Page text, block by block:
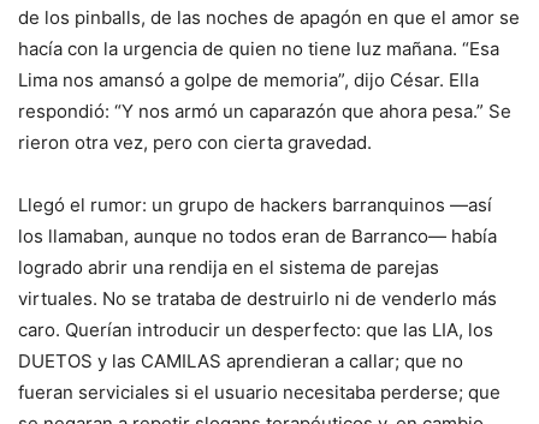
de los pinballs, de las noches de apagón en que el amor se
hacía con la urgencia de quien no tiene luz mañana. “Esa
Lima nos amansó a golpe de memoria”, dijo César. Ella
respondió: “Y nos armó un caparazón que ahora pesa.” Se
rieron otra vez, pero con cierta gravedad.
Llegó el rumor: un grupo de hackers barranquinos —así
los llamaban, aunque no todos eran de Barranco— había
logrado abrir una rendija en el sistema de parejas
virtuales. No se trataba de destruirlo ni de venderlo más
caro. Querían introducir un desperfecto: que las LIA, los
DUETOS y las CAMILAS aprendieran a callar; que no
fueran serviciales si el usuario necesitaba perderse; que